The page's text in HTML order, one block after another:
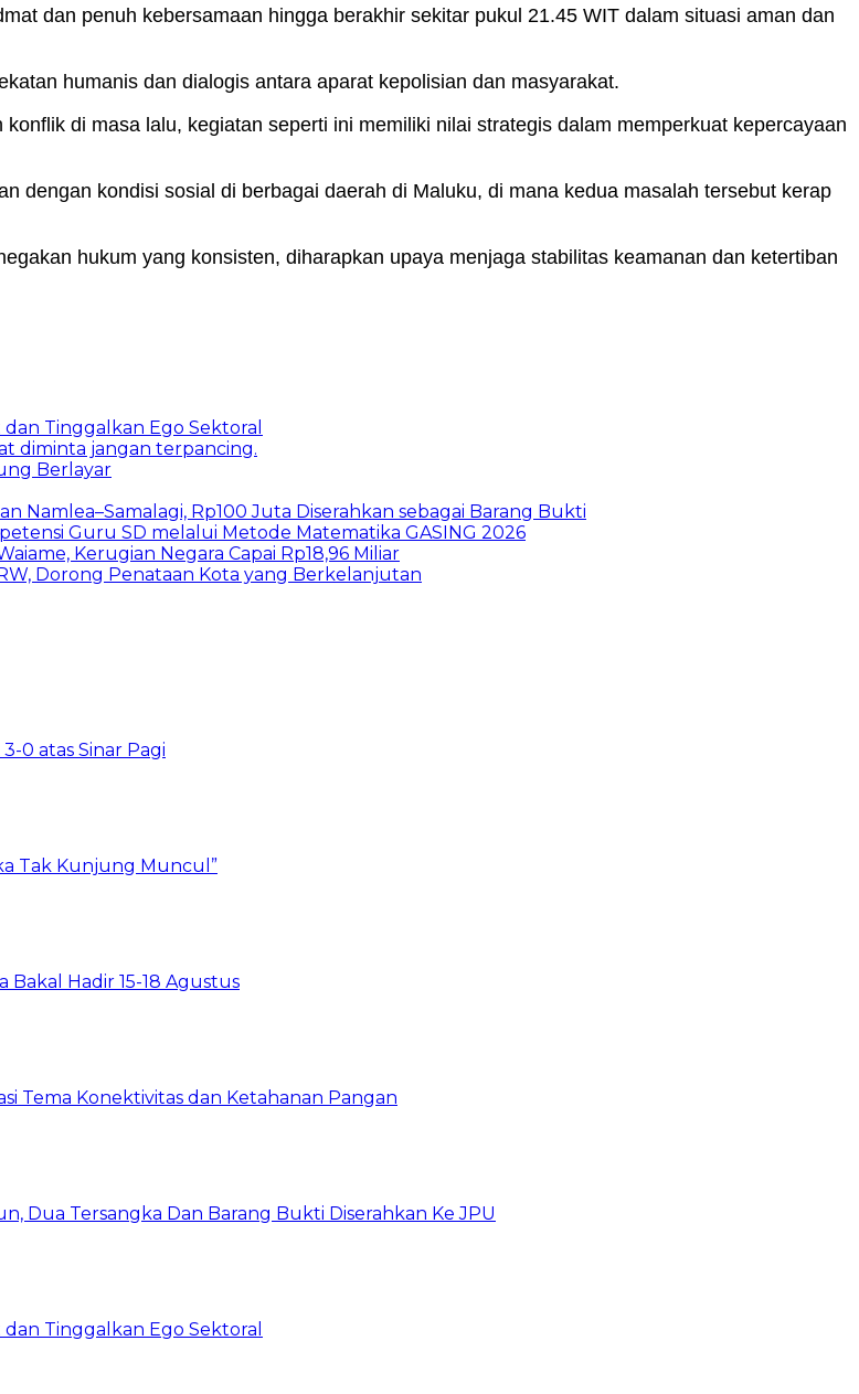
dan penuh kebersamaan hingga berakhir sekitar pukul 21.45 WIT dalam situasi aman dan
humanis dan dialogis antara aparat kepolisian dan masyarakat.
di masa lalu, kegiatan seperti ini memiliki nilai strategis dalam memperkuat kepercayaan
dengan kondisi sosial di berbagai daerah di Maluku, di mana kedua masalah tersebut kerap
hukum yang konsisten, diharapkan upaya menjaga stabilitas keamanan dan ketertiban
Tinggalkan Ego Sektoral
diminta jangan terpancing.
Berlayar
Namlea–Samalagi, Rp100 Juta Diserahkan sebagai Barang Bukti
Guru SD melalui Metode Matematika GASING 2026
Kerugian Negara Capai Rp18,96 Miliar
Dorong Penataan Kota yang Berkelanjutan
0 atas Sinar Pagi
Tak Kunjung Muncul”
Bakal Hadir 15-18 Agustus
Tema Konektivitas dan Ketahanan Pangan
Dua Tersangka Dan Barang Bukti Diserahkan Ke JPU
Tinggalkan Ego Sektoral